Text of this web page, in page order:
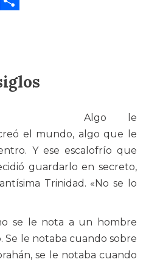
Algo le
el mundo, algo que le
Y ese escalofrío que
guardarlo en secreto,
Trinidad. «No se lo
se le nota a un hombre
Se le notaba cuando sobre
se le notaba cuando